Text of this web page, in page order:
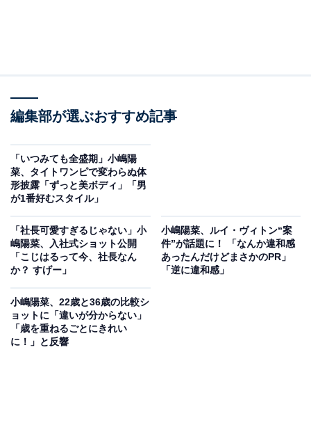
編集部が選ぶおすすめ記事
「いつみても全盛期」小嶋陽
菜、タイトワンピで変わらぬ体
形披露「ずっと美ボディ」「男
が1番好むスタイル」
「社長可愛すぎるじゃない」小
嶋陽菜、入社式ショット公開
「こじはるって今、社長なん
か？ すげー」
小嶋陽菜、ルイ・ヴィトン“案
件”が話題に！ 「なんか違和感
あったんだけどまさかのPR」
「逆に違和感」
小嶋陽菜、22歳と36歳の比較シ
ョットに「違いが分からない」
「歳を重ねるごとにきれい
に！」と反響